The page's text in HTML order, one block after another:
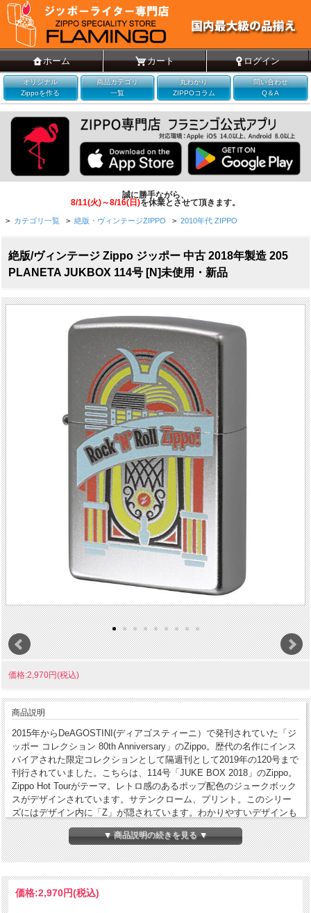
ホーム カート ログイン
オリジナル
Zippoを作る
商品カテゴリ
一覧
丸わかり
ZIPPOコラム
問い合わせ
Q＆A
誠に勝手ながら、
8/11(火)～8/16(日)を休業とさせて頂きます。
> カテゴリ一覧 > 絶版・ヴィンテージZIPPO > 2010年代 ZIPPO
絶版/ヴィンテージ Zippo ジッポー 中古 2018年製造 205
PLANETA JUKBOX 114号 [N]未使用・新品
価格:2,970円(税込)
商品説明
2015年からDeAGOSTINI(ディアゴスティーニ）で発刊されていた「ジ
ッポー コレクション 80th Anniversary」のZippo。歴代の名作にインス
パイアされた限定コレクションとして隔週刊として2019年の120号まで
刊行されていました。こちらは、114号「JUKE BOX 2018」のZippo。
Zippo Hot Tourがテーマ。レトロ感のあるポップ配色のジュークボック
スがデザインされています。サテンクローム、プリント。このシリー
ズにはデザイン内に「Z」が隠されています。わかりやすいデザインも
あれば、よく探さないと分からないデザインもあります。手に入れて
探して見てください。
製造年月 2018年10月
▼ 商品説明の続きを見る ▼
価格:2,970円(税込)